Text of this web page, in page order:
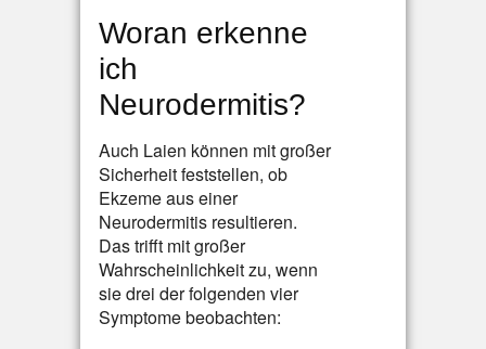
Woran erkenne
ich
Neurodermitis?
Auch Laien können mit großer
Sicherheit feststellen, ob
Ekzeme aus einer
Neurodermitis resultieren.
Das trifft mit großer
Wahrschein­lichkeit zu, wenn
sie drei der folgenden vier
Symptome beobachten: